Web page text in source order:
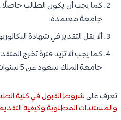
كما يجب أن يكون الطالب
جامعة معتمدة.
ألا يقل التقدير في شهادة
كما يجب ألا تزيد فترة تخرج
جامعة الملك سعود عن 5 سنوات.
تعرف علىشروط القبول في كلية
والمستندات المطلوبة وكيفية